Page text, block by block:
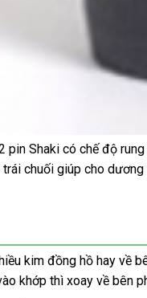
pin Shaki có chế độ rung
chuối giúp cho
kim đồng hồ hay về
khớp cửa
thì xoay về bên